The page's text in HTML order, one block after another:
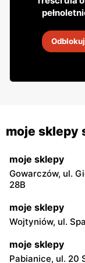
14 sie 2026Odblokuj
moje sklepy
moje sklepy
Gowarczów, ul.
28B
moje sklepy
Wojtyniów, ul.
moje sklepy
Pabianice, ul. 20